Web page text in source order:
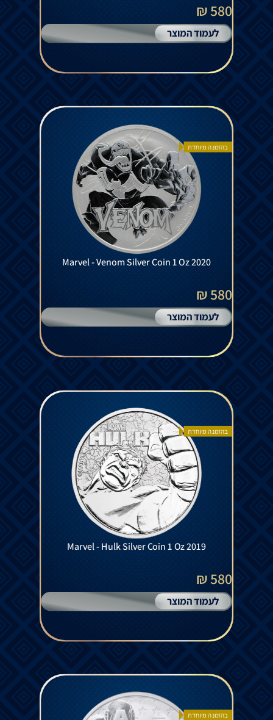
580 ₪
לעמוד המוצר
בהזמנה מיוחדת
Marvel - Venom Silver Coin 1 Oz 2020
580 ₪
לעמוד המוצר
בהזמנה מיוחדת
Marvel - Hulk Silver Coin 1 Oz 2019
580 ₪
לעמוד המוצר
בהזמנה מיוחדת